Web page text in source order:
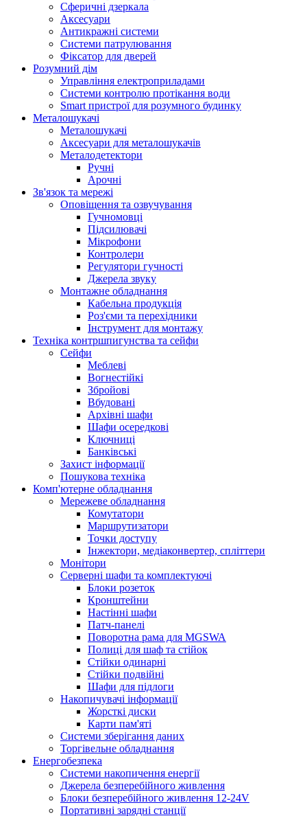
Сферичні дзеркала
Аксесуари
Антикражні системи
Системи патрулювання
Фіксатор для дверей
Розумний дім
Управління електроприладами
Системи контролю протікання води
Smart пристрої для розумного будинку
Металошукачі
Металошукачі
Аксесуари для металошукачів
Металодетектори
Ручні
Арочні
Зв'язок та мережі
Оповіщення та озвучування
Гучномовці
Підсилювачі
Мікрофони
Контролери
Регулятори гучності
Джерела звуку
Монтажне обладнання
Кабельна продукція
Роз'єми та перехідники
Інструмент для монтажу
Техніка контршпигунства та сейфи
Сейфи
Меблеві
Вогнестійкі
Збройові
Вбудовані
Архівні шафи
Шафи осередкові
Ключниці
Банківські
Захист інформації
Пошукова техніка
Комп'ютерне обладнання
Мережеве обладнання
Комутатори
Маршрутизатори
Точки доступу
Інжектори, медіаконвертер, спліттери
Монітори
Серверні шафи та комплектуючі
Блоки розеток
Кронштейни
Настінні шафи
Патч-панелі
Поворотна рама для MGSWA
Полиці для шаф та стійок
Стійки одинарні
Стійки подвійні
Шафи для підлоги
Накопичувачі інформації
Жорсткі диски
Карти пам'яті
Системи зберігання даних
Торгівельне обладнання
Енергобезпека
Системи накопичення енергії
Джерела безперебійного живлення
Блоки безперебійного живлення 12-24V
Портативні зарядні станції